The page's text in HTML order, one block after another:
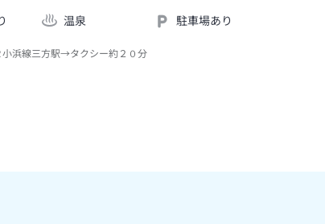
温泉 駐車場あり
小浜線三方駅→タクシー約２０分